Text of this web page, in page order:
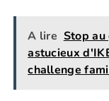
A lire Stop
astucieux
challenge